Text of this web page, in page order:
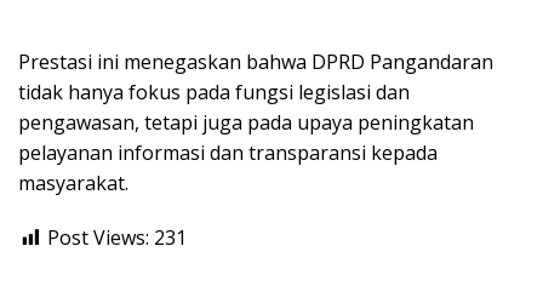
Prestasi ini menegaskan bahwa DPRD Pangandaran
tidak hanya fokus pada fungsi legislasi dan
pengawasan, tetapi juga pada upaya peningkatan
pelayanan informasi dan transparansi kepada
masyarakat.
Post Views: 231